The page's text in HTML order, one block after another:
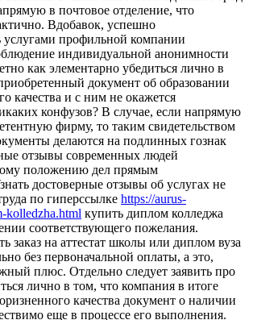
в почтовое отделение, что
Вдобавок, успешно
услугами профильной компании
индивидуальной анонимности
как элементарно убедиться лично в
документ об образовании
качества и с ним не окажется
конфузов? В случае, если напрямую
фирму, то таким свидетельством
делаются на подлинных гознак
отзывы современных людей
положению дел прямым
достоверные отзывы об услугах не
по гиперссылке https://aurus-
kolledzha.html купить диплом колледжа
соответствующего пожелания.
заказ на аттестат школы или диплом вуза
без первоначальной оплаты, а это,
плюс. Отдельно следует заявить про
лично в том, что компания в итоге
качества документ о наличии
еще в процессе его выполнения.